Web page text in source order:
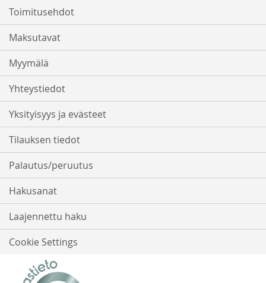
Toimitusehdot
Maksutavat
Myymälä
Yhteystiedot
Yksityisyys ja evästeet
Tilauksen tiedot
Palautus/peruutus
Hakusanat
Laajennettu haku
Cookie Settings